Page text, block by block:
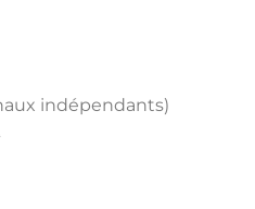
indépendants)